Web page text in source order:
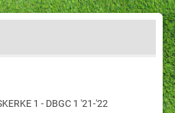
1 - DBGC 1 '21-'22